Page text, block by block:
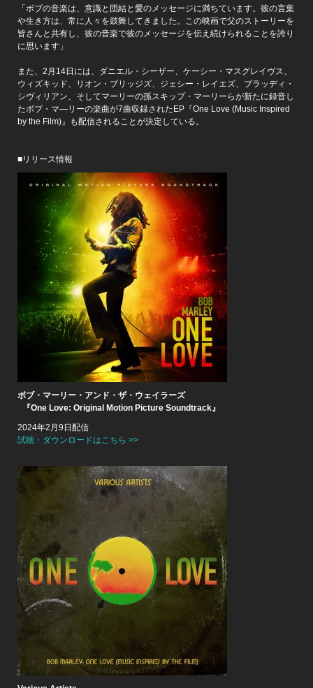
「ボブの音楽は、意識と団結と愛のメッセージに満ちています。彼の言葉
や生き方は、常に人々を鼓舞してきました。この映画で父のストーリーを
皆さんと共有し、彼の音楽で彼のメッセージを伝え続けられることを誇り
に思います」
また、2月14日には、ダニエル・シーザー、ケーシー・マスグレイヴス、
ウィズキッド、リオン・ブリッジズ、ジェシー・レイエズ、ブラッディ・
シヴィリアン、そしてマーリーの孫スキップ・マーリーらが新たに録音し
たボブ・マ―リーの楽曲が7曲収録されたEP『One Love (Music Inspired
by the Film)』も配信されることが決定している。
■リリース情報
ボブ・マーリー・アンド・ザ・ウェイラーズ
『One Love: Original Motion Picture Soundtrack』
2024年2月9日配信
試聴・ダウンロードはこちら >>